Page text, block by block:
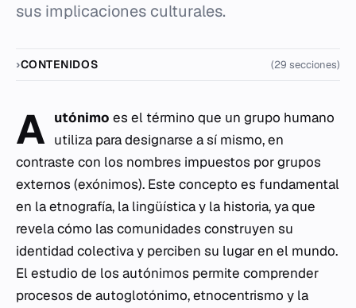
sus implicaciones culturales.
CONTENIDOS (29 secciones)
A utónimo es el término que un grupo humano
utiliza para designarse a sí mismo, en
contraste con los nombres impuestos por grupos
externos (exónimos). Este concepto es fundamental
en la etnografía, la lingüística y la historia, ya que
revela cómo las comunidades construyen su
identidad colectiva y perciben su lugar en el mundo.
El estudio de los autónimos permite comprender
procesos de autoglotónimo, etnocentrismo y la